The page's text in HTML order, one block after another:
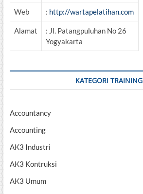
Web : http://wartapelatihan.com
Alamat
: Jl. Patangpuluhan No 26
Yogyakarta
KATEGORI TRAINING
Accountancy
Accounting
AK3 Industri
AK3 Kontruksi
AK3 Umum